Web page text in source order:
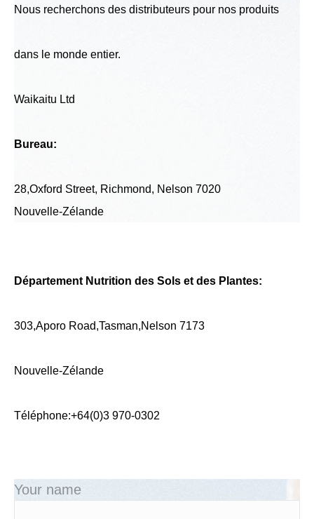
Nous recherchons des distributeurs pour nos produits
dans le monde entier.
Waikaitu Ltd
Bureau:
28,Oxford Street, Richmond, Nelson 7020
Nouvelle-Zélande
Département Nutrition des Sols et des Plantes:
303,Aporo Road,Tasman,Nelson 7173
Nouvelle-Zélande
Téléphone:+64(0)3 970-0302
Your name